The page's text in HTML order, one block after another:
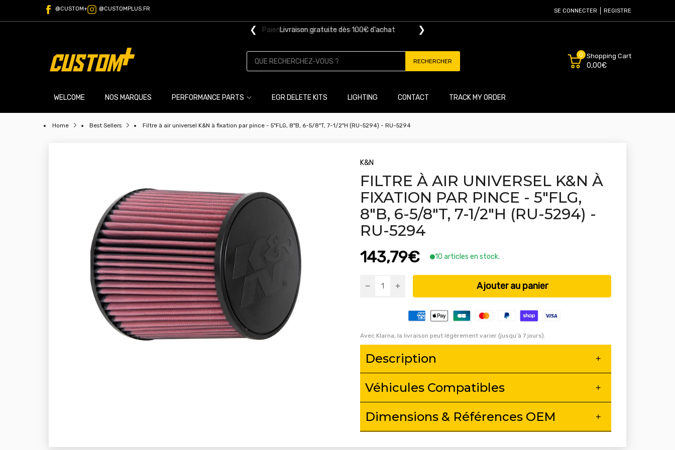
@CUSTOM+ @CUSTOMPLUS.FR SE CONNECTER REGISTRE
❮ Livraison gratuite dès 100€ d'achat ❯
RECHERCHER
0 Shopping Cart
0,00€
WELCOME NOS MARQUES PERFORMANCE PARTS EGR DELETE KITS LIGHTING CONTACT TRACK MY ORDER
Home Best Sellers Filtre à air universel K&N à fixation par pince - 5"FLG, 8"B, 6-5/8"T, 7-1/2"H (RU-5294) - RU-5294
K&N
FILTRE À AIR UNIVERSEL K&N À
FIXATION PAR PINCE - 5"FLG,
8"B, 6-5/8"T, 7-1/2"H (RU-5294) -
RU-5294
143,79€ 10 articles en stock.
Ajouter au panier
Avec Klarna, la livraison peut légèrement varier (jusqu'à 7 jours).
Description
Véhicules Compatibles
Dimensions & Références OEM